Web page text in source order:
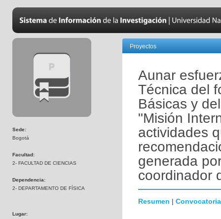
Sede:
Bogotá
Facultad:
2- FACULTAD DE CIENCIAS
Dependencia:
2- DEPARTAMENTO DE FÍSICA
Lugar:
Proyectos
Aunar
Técnica del
Básicas y
"Misión
actividades
generada
coordinador
Resumen | Convocatoria